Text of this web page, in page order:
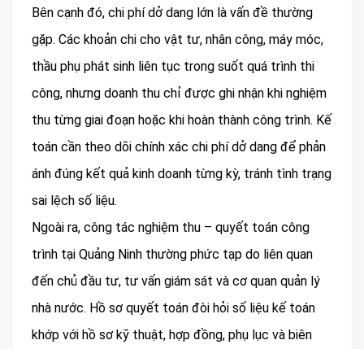
Bên cạnh đó, chi phí dở dang lớn là vấn đề thường
gặp. Các khoản chi cho vật tư, nhân công, máy móc,
thầu phụ phát sinh liên tục trong suốt quá trình thi
công, nhưng doanh thu chỉ được ghi nhận khi nghiệm
thu từng giai đoạn hoặc khi hoàn thành công trình. Kế
toán cần theo dõi chính xác chi phí dở dang để phản
ánh đúng kết quả kinh doanh từng kỳ, tránh tình trạng
sai lệch số liệu.
Ngoài ra, công tác nghiệm thu – quyết toán công
trình tại Quảng Ninh thường phức tạp do liên quan
đến chủ đầu tư, tư vấn giám sát và cơ quan quản lý
nhà nước. Hồ sơ quyết toán đòi hỏi số liệu kế toán
khớp với hồ sơ kỹ thuật, hợp đồng, phụ lục và biên